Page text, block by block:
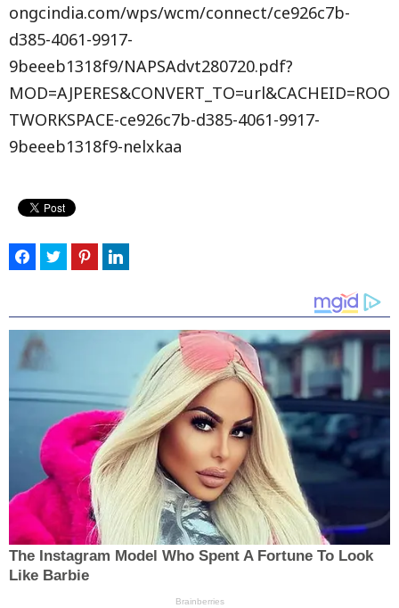
ongcindia.com/wps/wcm/connect/ce926c7b-
d385-4061-9917-
9beeeb1318f9/NAPSAdvt280720.pdf?
MOD=AJPERES&CONVERT_TO=url&CACHEID=ROO
TWORKSPACE-ce926c7b-d385-4061-9917-
9beeeb1318f9-nelxkaa